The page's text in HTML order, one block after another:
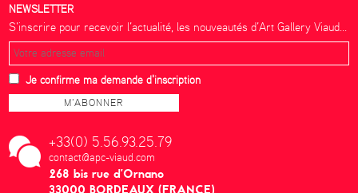
NEWSLETTER
S’inscrire pour recevoir l’actualité, les nouveautés d’Art Gallery Viaud...
Je confirme ma demande d'inscription
+33(0) 5.56.93.25.79
contact@apc-viaud.com
268 bis rue d’Ornano